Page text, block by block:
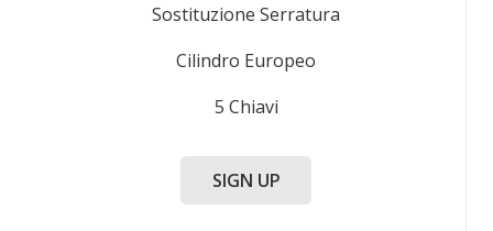
Sostituzione Serratura
Cilindro Europeo
5 Chiavi
SIGN UP